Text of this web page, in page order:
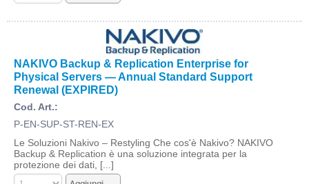
NAKIVO Backup & Replication Enterprise for
Physical Servers — Annual Standard Support
Renewal (EXPIRED)
Cod. Art.:
P-EN-SUP-ST-REN-EX
Le Soluzioni Nakivo – Restyling Che cos'è Nakivo? NAKIVO
Backup & Replication è una soluzione integrata per la
protezione dei dati, [...]